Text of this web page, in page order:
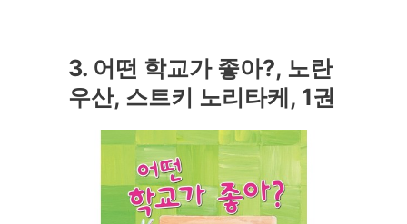
3. 어떤 학교가 좋아?, 노란
우산, 스트키 노리타케, 1권